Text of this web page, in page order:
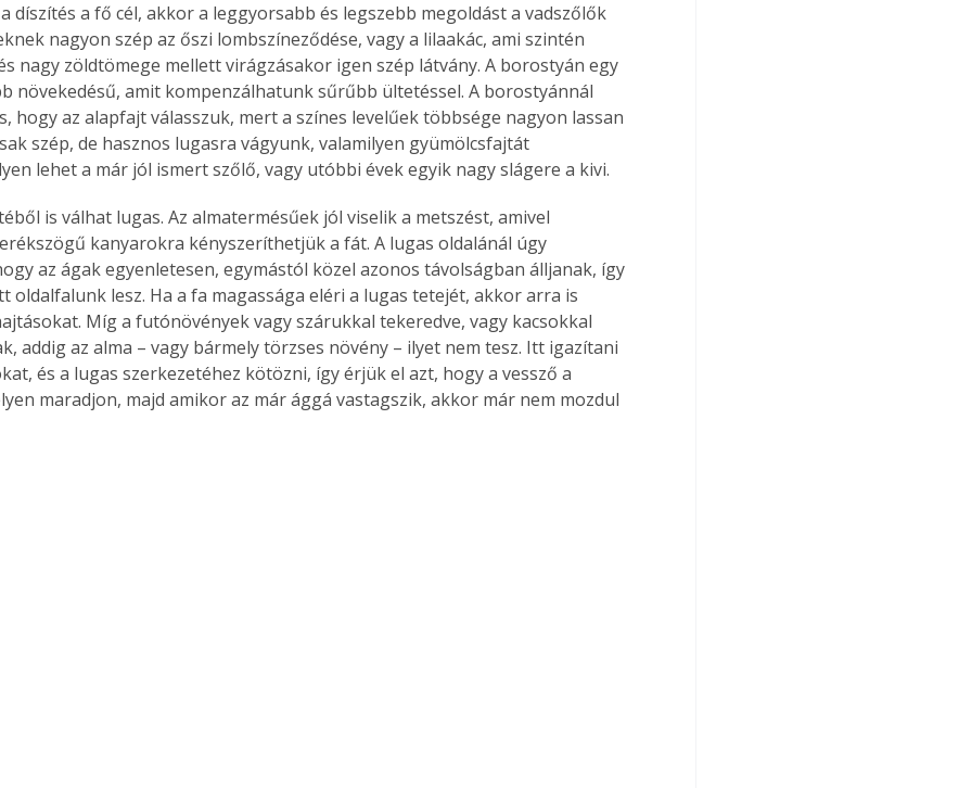
díszítés a fő cél, akkor a leggyorsabb és legszebb megoldást a vadszőlők
nagyon szép az őszi lombszíneződése, vagy a lilaakác, ami szintén
nagy zöldtömege mellett virágzásakor igen szép látvány. A borostyán egy
növekedésű, amit kompenzálhatunk sűrűbb ültetéssel. A borostyánnál
hogy az alapfajt válasszuk, mert a színes levelűek többsége nagyon lassan
szép, de hasznos lugasra vágyunk, valamilyen gyümölcsfajtát
lehet a már jól ismert szőlő, vagy utóbbi évek egyik nagy slágere a kivi.
is válhat lugas. Az almatermésűek jól viselik a metszést, amivel
kanyarokra kényszeríthetjük a fát. A lugas oldalánál úgy
az ágak egyenletesen, egymástól közel azonos távolságban álljanak, így
oldalfalunk lesz. Ha a fa magassága eléri a lugas tetejét, akkor arra is
Míg a futónövények vagy szárukkal tekeredve, vagy kacsokkal
addig az alma – vagy bármely törzses növény – ilyet nem tesz. Itt igazítani
és a lugas szerkezetéhez kötözni, így érjük el azt, hogy a vessző a
maradjon, majd amikor az már ággá vastagszik, akkor már nem mozdul